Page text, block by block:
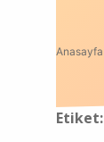
Anasayfa
Etiket: